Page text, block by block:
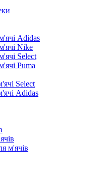
Adidas
Nike
Select
Puma
Select
Adidas
м'ячів